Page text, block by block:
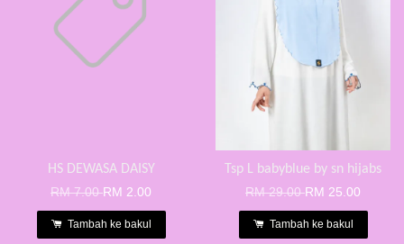
HS DEWASA DAISY
RM 7.00RM 2.00
Tambah ke bakul
Tsp L babyblue by sn hijabs
RM 29.00RM 25.00
Tambah ke bakul